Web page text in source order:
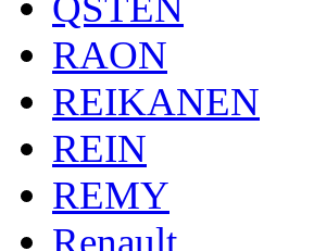
RAON
REIKANEN
REIN
REMY
Renault